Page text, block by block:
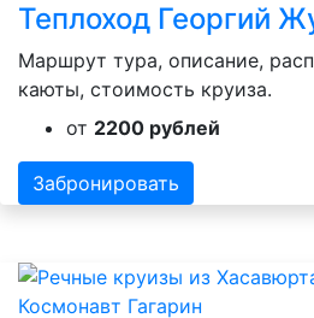
Теплоход Георгий
Маршрут тура, описание,
каюты, стоимость круиза.
от 2200 рублей
Забронировать